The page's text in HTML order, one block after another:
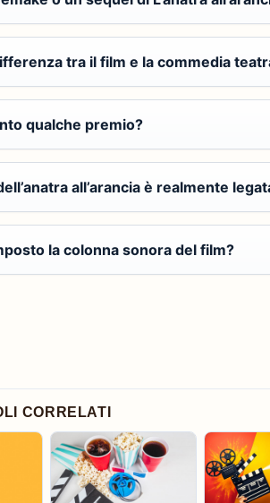
tra il film e la commedia
qualche premio?
all’arancia è realmente
la colonna sonora del film?
CORRELATI